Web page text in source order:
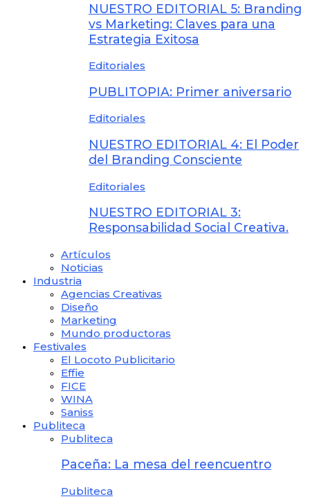
NUESTRO EDITORIAL 5: Branding
vs Marketing: Claves para una
Estrategia Exitosa
Editoriales
PUBLITOPIA: Primer aniversario
Editoriales
NUESTRO EDITORIAL 4: El Poder
del Branding Consciente
Editoriales
NUESTRO EDITORIAL 3:
Responsabilidad Social Creativa.
Artículos
Noticias
Industria
Agencias Creativas
Diseño
Marketing
Mundo productoras
Festivales
El Locoto Publicitario
Effie
FICE
WINA
Saniss
Publiteca
Publiteca
Paceña: La mesa del reencuentro
Publiteca